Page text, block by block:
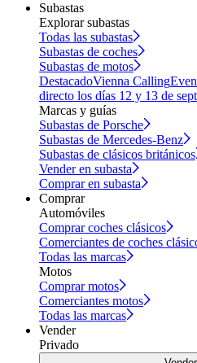
Subastas
Explorar subastas
Todas las subastas
Subastas de coches
Subastas de motos
DestacadoVienna Calling
directo los días 12 y 13 de
Marcas y guías
Subastas de Porsche
Subastas de Mercedes-Benz
Subastas de clásicos británicos
Vender en subasta
Comprar en subasta
Comprar
Automóviles
Comprar coches clásicos
Comerciantes de coches
Todas las marcas
Motos
Comprar motos
Comerciantes motos
Todas las marcas
Vender
Privado